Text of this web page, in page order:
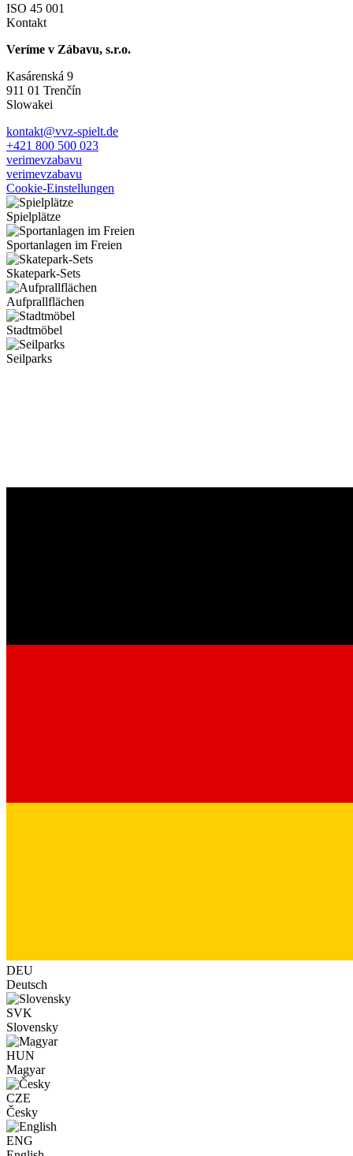
ISO 45 001
Kontakt
Veríme v Zábavu, s.r.o.
Kasárenská 9
911 01 Trenčín
Slowakei
kontakt@vvz-spielt.de
+421 800 500 023
verimevzabavu
verimevzabavu
Cookie-Einstellungen
Spielplätze
Sportanlagen im Freien
Skatepark-Sets
Aufprallflächen
Stadtmöbel
Seilparks
DEU
Deutsch
SVK
Slovensky
HUN
Magyar
CZE
Česky
ENG